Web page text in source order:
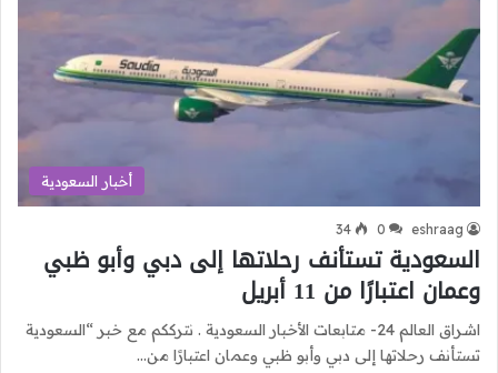
أخبار السعودية
eshraag
0
34
السعودية تستأنف رحلاتها إلى دبي وأبو ظبي
وعمان اعتبارًا من 11 أبريل
اشراق العالم 24- متابعات الأخبار السعودية . نترككم مع خبر “السعودية
تستأنف رحلاتها إلى دبي وأبو ظبي وعمان اعتبارًا من…